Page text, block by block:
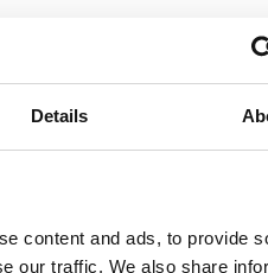
Details
content and ads, to provide
our traffic. We also share
over de mogelijkheden